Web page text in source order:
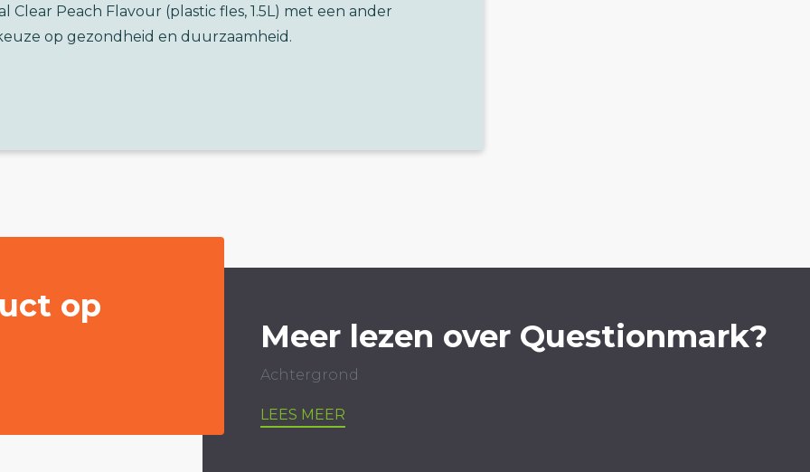
Clear Peach Flavour (plastic fles, 1.5L) met een ander
op gezondheid en duurzaamheid.
op
Meer lezen over Questionmark?
Achtergrond
LEES MEER